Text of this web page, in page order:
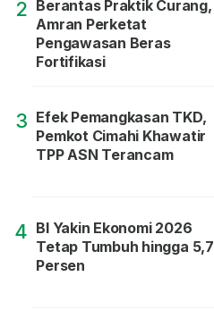
2 Berantas Praktik Curang,
Amran Perketat
Pengawasan Beras
Fortifikasi
3 Efek Pemangkasan TKD,
Pemkot Cimahi Khawatir
TPP ASN Terancam
4 BI Yakin Ekonomi 2026
Tetap Tumbuh hingga 5,7
Persen